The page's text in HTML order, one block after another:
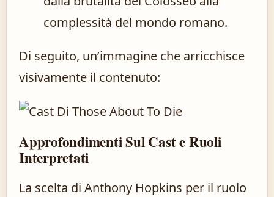
complessità del mondo romano.
Di seguito, un’immagine che arricchisce
visivamente il contenuto:
Approfondimenti Sul Cast e Ruoli
Interpretati
La scelta di Anthony Hopkins per il ruolo